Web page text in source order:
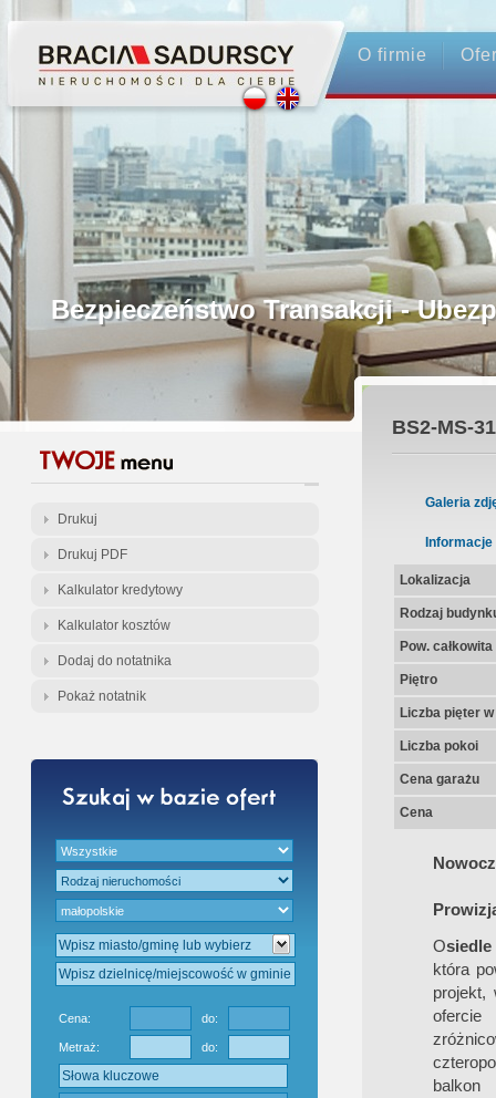
O firmie
Profesjonalne Pośrednictwo
Bezpieczeństwo Transakcji -
Licencjonowani Pośrednicy
Gwarancja Zwrotu Zadatku
Gratis - Przedwstępna Umowa
Drukuj
Drukuj PDF
Kalkulator kredytowy
Kalkulator kosztów
Dodaj do notatnika
Pokaż notatnik
Cena: do:
Metraż: do:
BS2-MS-
Galeria
Informacje
Lokalizacja
Rodzaj
Pow.
Piętro
Liczba pięter
Liczba pokoi
Cena garażu
Cena
O
która